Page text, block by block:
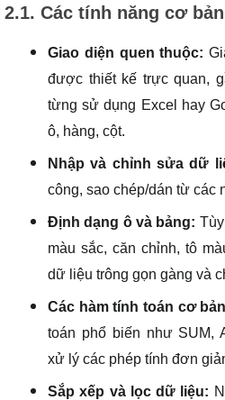
2.1. Các tính năng cơ bản
Giao diện quen thuộc:
được thiết kế trực quan,
từng sử dụng Excel hay
ô, hàng, cột.
Nhập và chỉnh sửa dữ
công, sao chép/dán từ các
Định dạng ô và bảng:
màu sắc, căn chỉnh, tô
dữ liệu trông gọn gàng và
Các hàm tính toán cơ
toán phổ biến như SUM,
xử lý các phép tính đơn
Sắp xếp và lọc dữ liệu: